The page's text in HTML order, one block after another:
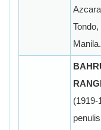
Tondo,
Manila.
(1919-